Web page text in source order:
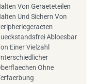
Von Geraeteteilen
Und Sichern Von
Abloesbar
Einer Vielzahl
Ohne